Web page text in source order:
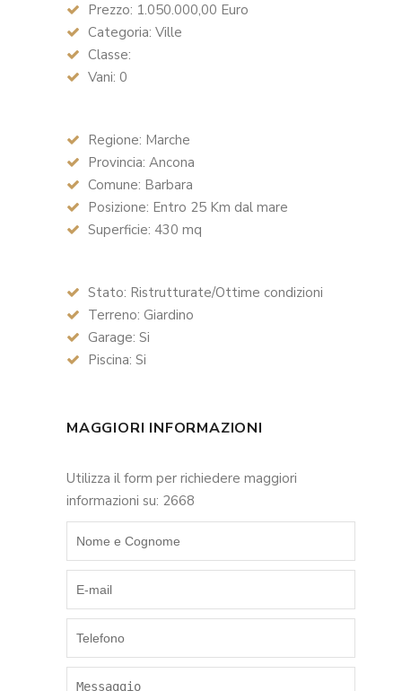
Prezzo: 1.050.000,00 Euro
Categoria: Ville
Classe:
Vani: 0
Regione: Marche
Provincia: Ancona
Comune: Barbara
Posizione: Entro 25 Km dal mare
Superficie: 430 mq
Stato: Ristrutturate/Ottime condizioni
Terreno: Giardino
Garage: Si
Piscina: Si
MAGGIORI INFORMAZIONI
Utilizza il form per richiedere maggiori
informazioni su: 2668